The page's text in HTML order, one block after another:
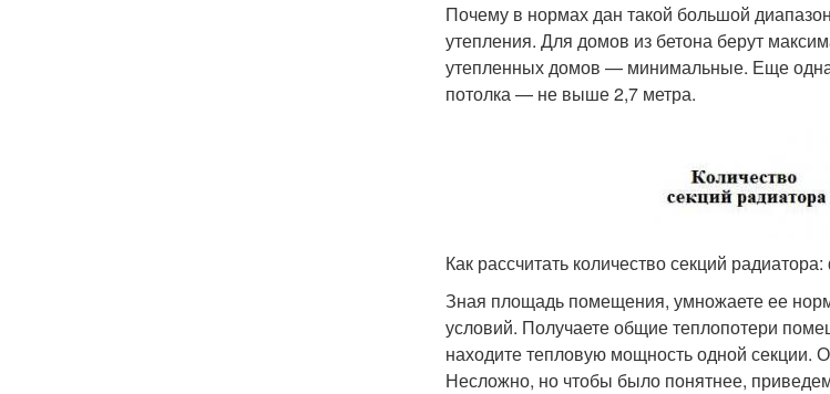
Почему в нормах дан такой большой
утепления. Для домов из бетона берут
утепленных домов — минимальные. Еще
потолка — не выше 2,7 метра.
Как рассчитать количество секций
Зная площадь помещения, умножаете ее
условий. Получаете общие теплопотери
находите тепловую мощность одной секции.
Несложно, но чтобы было понятнее,